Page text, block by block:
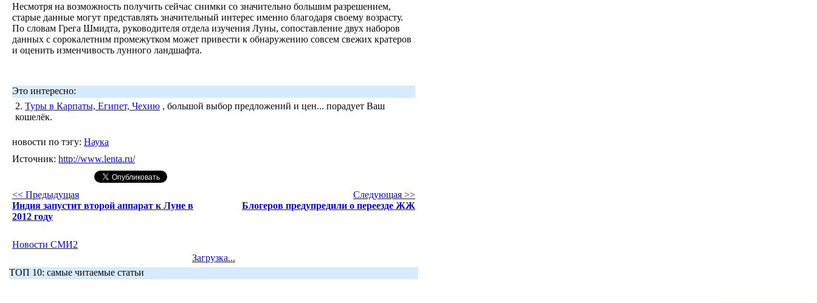
Несмотря на возможность получить сейчас снимки со значительно большим разрешением,
старые данные могут представлять значительный интерес именно благодаря своему возрасту.
По словам Грега Шмидта, руководителя отдела изучения Луны, сопоставление двух наборов
данных с сорокалетним промежутком может привести к обнаружению совсем свежих кратеров
и оценить изменчивость лунного ландшафта.
Это интересно:
2. Туры в Карпаты, Египет, Чехию , большой выбор предложений и цен... порадует Ваш
кошелёк.
новости по тэгу: Наука
Источник: http://www.lenta.ru/
<< Предыдущая
Индия запустит второй аппарат к Луне в
2012 году
Следующая >>
Блогеров предупредили о переезде ЖЖ
Новости СМИ2
Загрузка...
ТОП 10: самые читаемые статьи